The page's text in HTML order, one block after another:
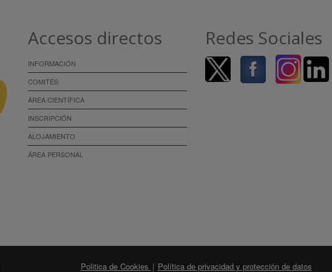
Accesos directos
INFORMACIÓN
COMITÉS
ÁREA CIENTÍFICA
INSCRIPCIÓN
ALOJAMIENTO
ÁREA PERSONAL
Redes Sociales
Politica de Cookies | Política de privacidad y protección de datos